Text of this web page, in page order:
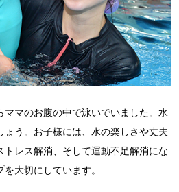
ママのお腹の中で泳いでいました。水
う。お子様には、水の楽しさや丈夫
トレス解消、そして運動不足解消にな
大切にしています。